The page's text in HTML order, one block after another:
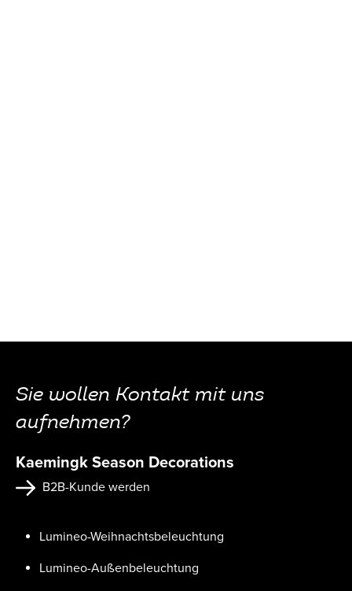
Sie wollen Kontakt mit uns
aufnehmen?
Kaemingk Season Decorations
B2B-Kunde werden
Lumineo-Weihnachtsbeleuchtung
Lumineo-Außenbeleuchtung